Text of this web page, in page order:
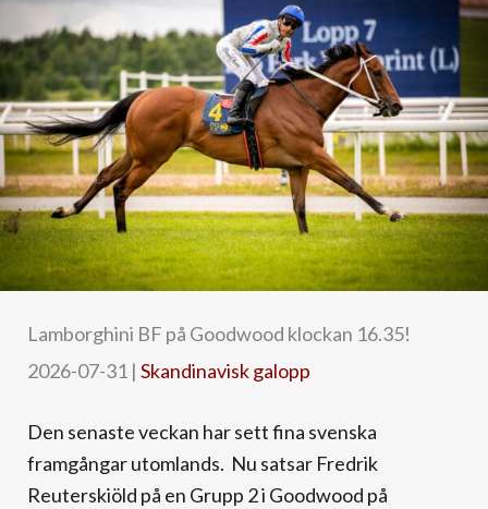
Lamborghini BF på Goodwood klockan 16.35!
2026-07-31 | Skandinavisk galopp
Den senaste veckan har sett fina svenska
framgångar utomlands. Nu satsar Fredrik
Reuterskiöld på en Grupp 2 i Goodwood på